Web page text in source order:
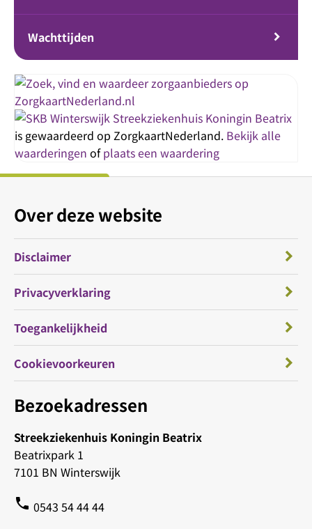
Wachttijden
Streekziekenhuis Koningin Beatrix
is gewaardeerd op ZorgkaartNederland. Bekijk alle
waarderingen ofplaats een waardering
Bezoekadressen
Streekziekenhuis Koningin Beatrix
Beatrixpark 1
7101 BN Winterswijk
phone 0543 54 44 44
Over deze website
Disclaimer
Privacyverklaring
Toegankelijkheid
Cookievoorkeuren